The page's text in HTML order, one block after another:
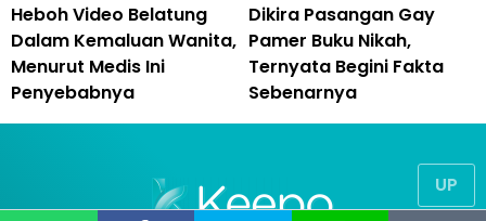
Heboh Video Belatung
Dalam Kemaluan Wanita,
Menurut Medis Ini
Penyebabnya
Dikira Pasangan Gay
Pamer Buku Nikah,
Ternyata Begini Fakta
Sebenarnya
UP